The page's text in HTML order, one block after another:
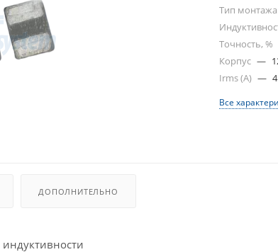
Тип монтажа
Точность, %
Корпус —
Irms (A) —
Все
ДОПОЛНИТЕЛЬНО